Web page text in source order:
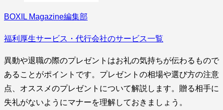
BOXIL Magazine編集部
福利厚生サービス・代行会社のサービス一覧
異動や退職の際のプレゼントはお礼の気持ちが伝わるもので
あることがポイントです。プレゼントの相場や選び方の注意
点、オススメのプレゼントについて解説します。贈る相手に
失礼がないようにマナーを理解しておきましょう。